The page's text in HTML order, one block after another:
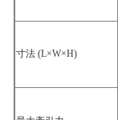
寸法 (L×W×H)